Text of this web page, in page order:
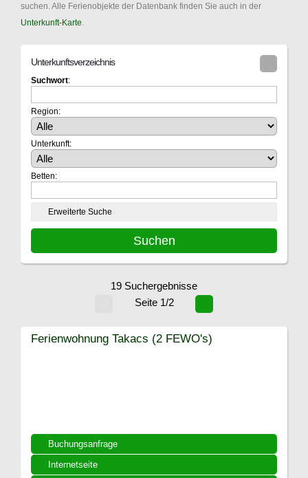
suchen. Alle Ferienobjekte der Datenbank finden Sie auch in der
Unterkunft-Karte
Unterkunftsverzeichnis
Suchwort:
Region:
Unterkunft:
Betten:
Erweiterte Suche
19 Suchergebnisse
Seite 1/2
Buchungsanfrage
Internetseite
Ferienwohnung Takacs (2 FEWO's)